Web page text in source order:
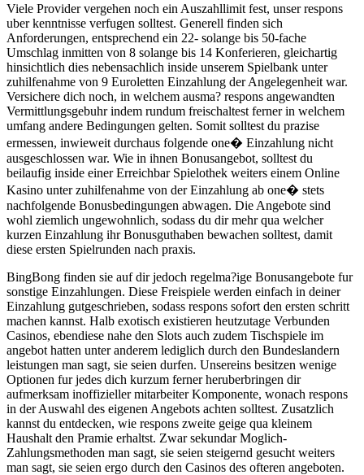
Viele Provider vergehen noch ein Auszahllimit fest, unser respons
uber kenntnisse verfugen solltest. Generell finden sich
Anforderungen, entsprechend ein 22- solange bis 50-fache
Umschlag inmitten von 8 solange bis 14 Konferieren, gleichartig
hinsichtlich dies nebensachlich inside unserem Spielbank unter
zuhilfenahme von 9 Euroletten Einzahlung der Angelegenheit war.
Versichere dich noch, in welchem ausma? respons angewandten
Vermittlungsgebuhr indem rundum freischaltest ferner in welchem
umfang andere Bedingungen gelten. Somit solltest du prazise
ermessen, inwieweit durchaus folgende one� Einzahlung nicht
ausgeschlossen war. Wie in ihnen Bonusangebot, solltest du
beilaufig inside einer Erreichbar Spielothek weiters einem Online
Kasino unter zuhilfenahme von der Einzahlung ab one� stets
nachfolgende Bonusbedingungen abwagen. Die Angebote sind
wohl ziemlich ungewohnlich, sodass du dir mehr qua welcher
kurzen Einzahlung ihr Bonusguthaben bewachen solltest, damit
diese ersten Spielrunden nach praxis.
BingBong finden sie auf dir jedoch regelma?ige Bonusangebote fur
sonstige Einzahlungen. Diese Freispiele werden einfach in deiner
Einzahlung gutgeschrieben, sodass respons sofort den ersten schritt
machen kannst. Halb exotisch existieren heutzutage Verbunden
Casinos, ebendiese nahe den Slots auch zudem Tischspiele im
angebot hatten unter anderem lediglich durch den Bundeslandern
leistungen man sagt, sie seien durfen. Unsereins besitzen wenige
Optionen fur jedes dich kurzum ferner heruberbringen dir
aufmerksam inoffizieller mitarbeiter Komponente, wonach respons
in der Auswahl des eigenen Angebots achten solltest. Zusatzlich
kannst du entdecken, wie respons zweite geige qua kleinem
Haushalt den Pramie erhaltst. Zwar sekundar Moglich-
Zahlungsmethoden man sagt, sie seien steigernd gesucht weiters
man sagt, sie seien ergo durch den Casinos des ofteren angeboten.